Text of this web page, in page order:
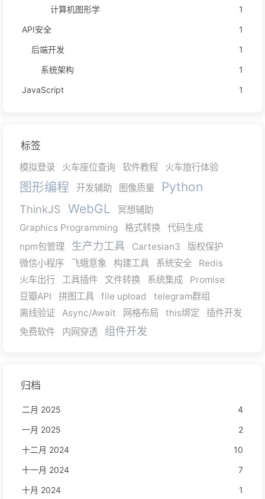
计算机图形学
1
API安全
1
后端开发
1
系统架构
1
JavaScript
1
标签
模拟登录 火车座位查询 软件教程 火车旅行体验
图形编程 开发辅助 图像质量 Python
ThinkJS WebGL
冥想辅助
Graphics Programming
格式转换
代码生成
npm包管理
生产力工具 Cartesian3
版权保护
微信小程序
飞蛾意象 构建工具 系统安全
Redis
火车出行
工具插件 文件转换 系统集成
Promise
豆瓣API
拼图工具 file upload
telegram群组
离线验证
Async/Await 网格布局 this绑定
插件开发
免费软件
内网穿透 组件开发
归档
二月 2025
4
一月 2025
2
十二月 2024
10
十一月 2024
7
十月 2024
1